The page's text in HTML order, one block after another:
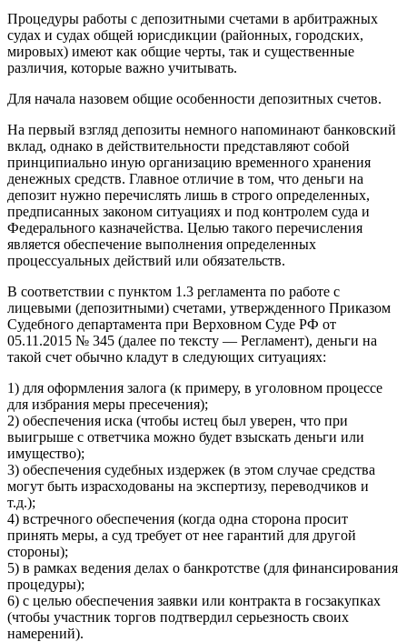
Процедуры работы с депозитными счетами в арбитражных
судах и судах общей юрисдикции (районных, городских,
мировых) имеют как общие черты, так и существенные
различия, которые важно учитывать.
Для начала назовем общие особенности депозитных счетов.
На первый взгляд депозиты немного напоминают банковский
вклад, однако в действительности представляют собой
принципиально иную организацию временного хранения
денежных средств. Главное отличие в том, что деньги на
депозит нужно перечислять лишь в строго определенных,
предписанных законом ситуациях и под контролем суда и
Федерального казначейства. Целью такого перечисления
является обеспечение выполнения определенных
процессуальных действий или обязательств.
В соответствии с пунктом 1.3 регламента по работе с
лицевыми (депозитными) счетами, утвержденного Приказом
Судебного департамента при Верховном Суде РФ от
05.11.2015 № 345 (далее по тексту — Регламент), деньги на
такой счет обычно кладут в следующих ситуациях:
1) для оформления залога (к примеру, в уголовном процессе
для избрания меры пресечения);
2) обеспечения иска (чтобы истец был уверен, что при
выигрыше с ответчика можно будет взыскать деньги или
имущество);
3) обеспечения судебных издержек (в этом случае средства
могут быть израсходованы на экспертизу, переводчиков и
т.д.);
4) встречного обеспечения (когда одна сторона просит
принять меры, а суд требует от нее гарантий для другой
стороны);
5) в рамках ведения делах о банкротстве (для финансирования
процедуры);
6) с целью обеспечения заявки или контракта в госзакупках
(чтобы участник торгов подтвердил серьезность своих
намерений).